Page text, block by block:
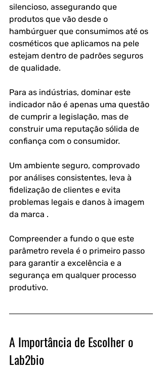
silencioso, assegurando que
produtos que vão desde o
hambúrguer que consumimos até os
cosméticos que aplicamos na pele
estejam dentro de padrões seguros
de qualidade.
Para as indústrias, dominar este
indicador não é apenas uma questão
de cumprir a legislação, mas de
construir uma reputação sólida de
confiança com o consumidor.
Um ambiente seguro, comprovado
por análises consistentes, leva à
fidelização de clientes e evita
problemas legais e danos à imagem
da marca .
Compreender a fundo o que este
parâmetro revela é o primeiro passo
para garantir a excelência e a
segurança em qualquer processo
produtivo.
A Importância de Escolher o
Lab2bio